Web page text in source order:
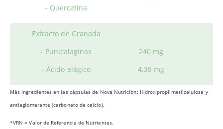
- Quercetina
Extracto de Granada
- Punicalaginas
- Ácido elágico
240 mg
4,08 mg
Más ingredientes en las cápsulas de Nova Nutrición: Hidroxipropilmetilcelulosa y
antiaglomerante (carbonato de calcio).
*VRN = Valor de Referencia de Nutrientes.